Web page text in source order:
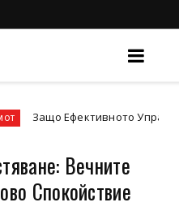
Управление на Имоти
Вечните
Спокойствие